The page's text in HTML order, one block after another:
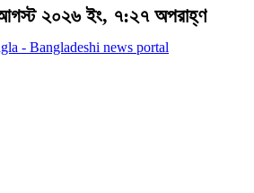
২০২৬ ইং, ৭:২৭ অপরাহ্ণ
- Bangladeshi news portal